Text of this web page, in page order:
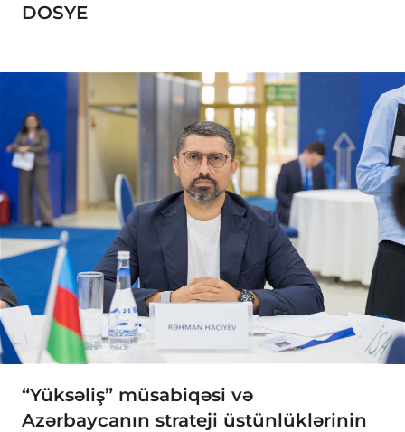
DOSYE
“Yüksəliş” müsabiqəsi və
Azərbaycanın strateji üstünlüklərinin